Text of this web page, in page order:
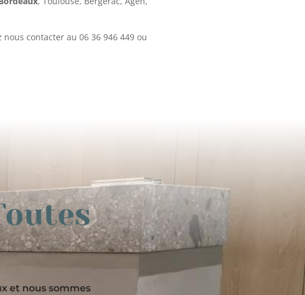
nous contacter au 06 36 946 449ou
et nous sommes